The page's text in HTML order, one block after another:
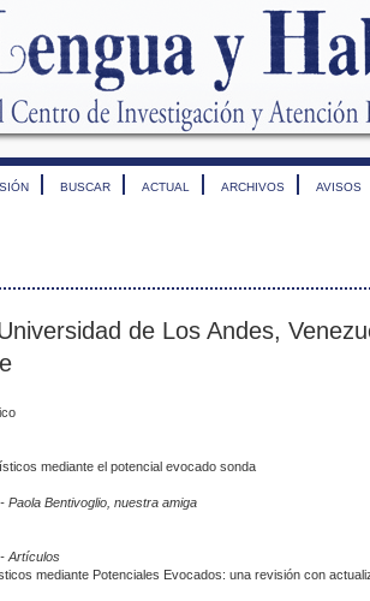
BUSCAR ACTUAL ARCHIVOS AVISOS
de Los Andes,
mediante el potencial evocado sonda
- Paola Bentivoglio, nuestra amiga
- Artículos
mediante Potenciales Evocados: una revisión con